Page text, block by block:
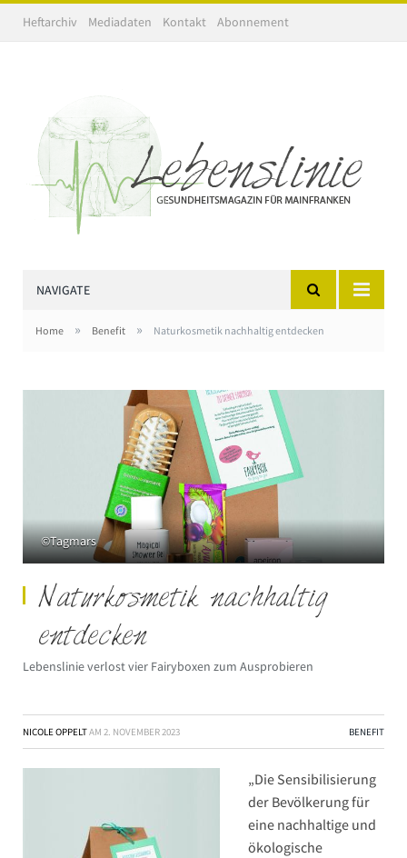
Heftarchiv Mediadaten Kontakt Abonnement
NAVIGATE
Home » Benefit » Naturkosmetik nachhaltig entdecken
©Tagmars
Naturkosmetik nachhaltig
entdecken
Lebenslinie verlost vier Fairyboxen zum Ausprobieren
NICOLE OPPELTAM 2. NOVEMBER 2023 BENEFIT
„Die Sensibilisierung
der Bevölkerung für
eine nachhaltige und
ökologische